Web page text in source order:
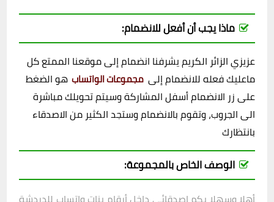
ماذا يجب أن أفعل للانضمام:
عزيزي الزائر الكريم يشرفنا انضمام إلى موقعنا الممتع كل
ماعليك فعله للانضمام إلى مجموعات الواتساب هو الضغط
على زر الانضمام أسفل المشاركة وسيتم تحويلك مباشرة
الى الجروب، وتقوم بالانضمام وستجد الكثير من الاصدقاء
بانتظارك
الوصف الخاص بالمجموعة: